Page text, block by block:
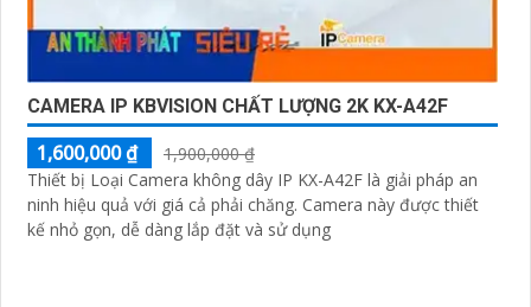
CAMERA IP KBVISION CHẤT LƯỢNG 2K KX-A42F
1,600,000 ₫
1,900,000 ₫
Thiết bị Loại Camera không dây IP KX-A42F là giải pháp an
ninh hiệu quả với giá cả phải chăng. Camera này được thiết
kế nhỏ gọn, dễ dàng lắp đặt và sử dụng